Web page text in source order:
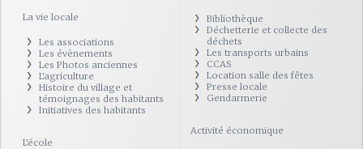
La vie locale
Les associations
Les évènements
Les Photos anciennes
L'agriculture
Histoire du village et
témoignages des habitants
Initiatives des habitants
L'école
Bibliothèque
Déchetterie et collecte des
déchets
Les transports urbains
CCAS
Location salle des fêtes
Presse locale
Gendarmerie
Activité économique